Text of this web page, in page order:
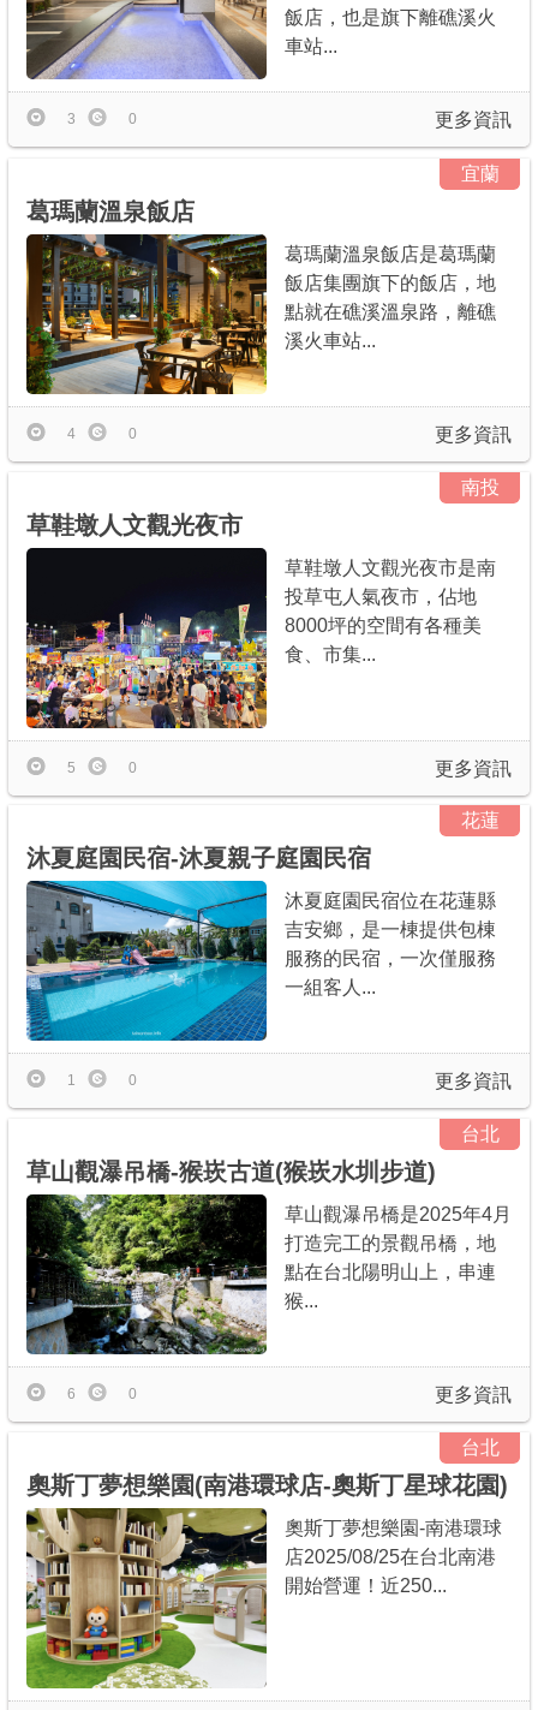
飯店，也是旗下離礁溪火
車站...
更多資訊
3 0
宜蘭
葛瑪蘭溫泉飯店
葛瑪蘭溫泉飯店是葛瑪蘭
飯店集團旗下的飯店，地
點就在礁溪溫泉路，離礁
溪火車站...
更多資訊
4 0
南投
草鞋墩人文觀光夜市
草鞋墩人文觀光夜市是南
投草屯人氣夜市，佔地
8000坪的空間有各種美
食、市集...
更多資訊
5 0
花蓮
沐夏庭園民宿-沐夏親子庭園民宿
沐夏庭園民宿位在花蓮縣
吉安鄉，是一棟提供包棟
服務的民宿，一次僅服務
一組客人...
更多資訊
1 0
台北
草山觀瀑吊橋-猴崁古道(猴崁水圳步道)
草山觀瀑吊橋是2025年4月
打造完工的景觀吊橋，地
點在台北陽明山上，串連
猴...
更多資訊
6 0
台北
奧斯丁夢想樂園(南港環球店-奧斯丁星球花園)
奧斯丁夢想樂園-南港環球
店2025/08/25在台北南港
開始營運！近250...